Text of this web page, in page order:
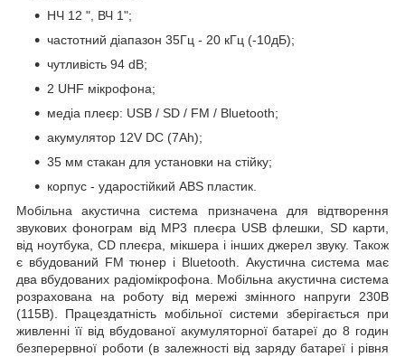
НЧ 12 ", ВЧ 1";
частотний діапазон 35Гц - 20 кГц (-10дБ);
чутливість 94 dB;
2 UHF мікрофона;
медіа плеєр: USB / SD / FM / Bluetooth;
акумулятор 12V DC (7Ah);
35 мм стакан для установки на стійку;
корпус - ударостійкий ABS пластик.
Мобільна акустична система призначена для відтворення
звукових фонограм від MP3 плеєра USB флешки, SD карти,
від ноутбука, CD плеєра, мікшера і інших джерел звуку. Також
є вбудований FM тюнер і Bluetooth. Акустична система має
два вбудованих радіомікрофона. Мобільна акустична система
розрахована на роботу від мережі змінного напруги 230В
(115В). Працездатність мобільної системи зберігається при
живленні її від вбудованої акумуляторної батареї до 8 годин
безперервної роботи (в залежності від заряду батареї і рівня